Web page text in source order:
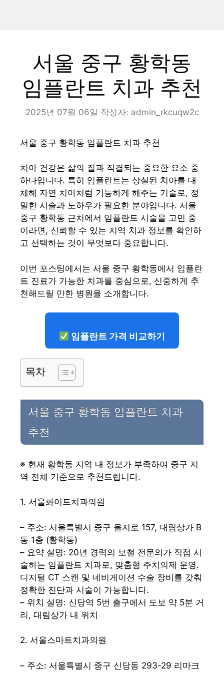
서울 중구 황학동
임플란트 치과 추천
2025년 07월 06일 작성자: admin_rkcuqw2c
서울 중구 황학동 임플란트 치과 추천
치아 건강은 삶의 질과 직결되는 중요한 요소 중
하나입니다. 특히 임플란트는 상실된 치아를 대
체해 자연 치아처럼 기능하게 해주는 기술로, 정
밀한 시술과 노하우가 필요한 분야입니다. 서울
중구 황학동 근처에서 임플란트 시술을 고민 중
이라면, 신뢰할 수 있는 지역 치과 정보를 확인하
고 선택하는 것이 무엇보다 중요합니다.
이번 포스팅에서는 서울 중구 황학동에서 임플란
트 진료가 가능한 치과를 중심으로, 신중하게 추
천해드릴 만한 병원을 소개합니다.
임플란트 가격 비교하기
목차
서울 중구 황학동 임플란트 치과
추천
※ 현재 황학동 지역 내 정보가 부족하여 중구 지
역 전체 기준으로 추천드립니다.
1. 서울화이트치과의원
– 주소: 서울특별시 중구 을지로 157, 대림상가 B
동 1층 (황학동)
– 요약 설명: 20년 경력의 보철 전문의가 직접 시
술하는 임플란트 치과로, 맞춤형 주치의제 운영.
디지털 CT 스캔 및 네비게이션 수술 장비를 갖춰
정확한 진단과 시술이 가능합니다.
– 위치 설명: 신당역 5번 출구에서 도보 약 5분 거
리, 대림상가 내 위치
2. 서울스마트치과의원
– 주소: 서울특별시 중구 신당동 293-29 리마크